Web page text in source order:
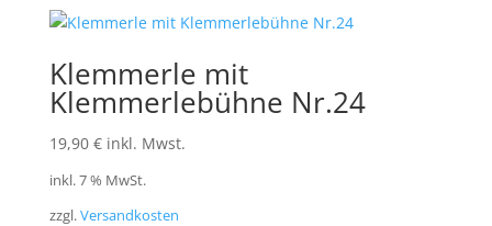
Klemmerle mit
Klemmerlebühne Nr.24
19,90 € inkl. Mwst.
inkl. 7 % MwSt.
zzgl.Versandkosten